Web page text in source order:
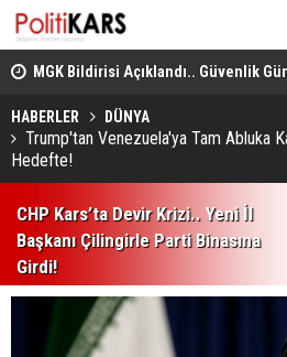
MGK Bildirisi Açıklandı.. Güvenlik
Politika Başlıkları Değerlendirildi!
HABERLER DÜNYA
Trump'tan Venezuela'ya Tam Abluka
Hedefte!
CHP Kars’ta Devir Krizi.. Yeni İl
Başkanı Çilingirle Parti Binasına
Girdi!